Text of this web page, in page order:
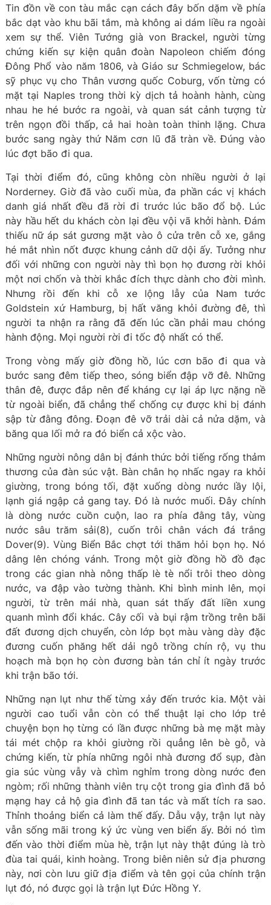
Tin đồn về con tàu mắc cạn cách đây bốn dặm về phía
bắc dạt vào khu bãi tắm, mà không ai dám liều ra ngoài
xem sự thể. Viên Tướng già von Brackel, người từng
chứng kiến sự kiện quân đoàn Napoleon chiếm đóng
Đông Phổ vào năm 1806, và Giáo sư Schmiegelow, bác
sỹ phục vụ cho Thân vương quốc Coburg, vốn từng có
mặt tại Naples trong thời kỳ dịch tả hoành hành, cùng
nhau he hé bước ra ngoài, và quan sát cảnh tượng từ
trên ngọn đồi thấp, cả hai hoàn toàn thinh lặng. Chưa
bước sang ngày thứ Năm cơn lũ đã tràn về. Đúng vào
lúc đợt bão đi qua.
Tại thời điểm đó, cũng không còn nhiều người ở lại
Norderney. Giờ đã vào cuối mùa, đa phần các vị khách
danh giá nhất đều đã rời đi trước lúc bão đổ bộ. Lúc
này hầu hết du khách còn lại đều vội vã khởi hành. Đám
thiếu nữ áp sát gương mặt vào ô cửa trên cỗ xe, gắng
hé mắt nhìn nốt được khung cảnh dữ dội ấy. Tưởng như
đối với những con người này thì bọn họ đương rời khỏi
một nơi chốn và thời khắc đích thực dành cho đời mình.
Nhưng rồi đến khi cỗ xe lộng lẫy của Nam tước
Goldstein xứ Hamburg, bị hất văng khỏi đường đê, thì
người ta nhận ra rằng đã đến lúc cần phải mau chóng
hành động. Mọi người rời đi tốc độ nhất có thể.
Trong vòng mấy giờ đồng hồ, lúc cơn bão đi qua và
bước sang đêm tiếp theo, sóng biển đập vỡ đê. Những
thân đê, được đắp nên để kháng cự lại áp lực nặng nề
từ ngoài biển, đã chẳng thể chống cự được khi bị đánh
sập từ đằng đông. Đoạn đê vỡ trải dài cả nửa dặm, và
băng qua lối mở ra đó biển cả xộc vào.
Những người nông dân bị đánh thức bởi tiếng rống thảm
thương của đàn súc vật. Bàn chân họ nhấc ngay ra khỏi
giường, trong bóng tối, đặt xuống dòng nước lầy lội,
lạnh giá ngập cả gang tay. Đó là nước muối. Đây chính
là dòng nước cuồn cuộn, lao ra phía đằng tây, vùng
nước sâu trăm sải(8), cuốn trôi chân vách đá trắng
Dover(9). Vùng Biển Bắc chợt tới thăm hỏi bọn họ. Nó
dâng lên chóng vánh. Trong một giờ đồng hồ đồ đạc
trong các gian nhà nông thấp lè tè nổi trôi theo dòng
nước, va đập vào tường thành. Khi bình minh lên, mọi
người, từ trên mái nhà, quan sát thấy đất liền xung
quanh mình đổi khác. Cây cối và bụi rậm trồng trên bãi
đất đương dịch chuyển, còn lớp bọt màu vàng dày đặc
đương cuốn phăng hết dải ngô trồng chín rộ, vụ thu
hoạch mà bọn họ còn đương bàn tán chỉ ít ngày trước
khi trận bão tới.
Những nạn lụt như thế từng xảy đến trước kia. Một vài
người cao tuổi vẫn còn có thể thuật lại cho lớp trẻ
chuyện bọn họ từng có lần được những bà mẹ mặt mày
tái mét chộp ra khỏi giường rồi quẳng lên bè gỗ, và
chứng kiến, từ phía những ngôi nhà đương đổ sụp, đàn
gia súc vùng vẫy và chìm nghỉm trong dòng nước đen
ngòm; rối những thành viên trụ cột trong gia đình đã bỏ
mạng hay cả hộ gia đình đã tan tác và mất tích ra sao.
Thỉnh thoảng biển cả làm thế đấy. Dẫu vậy, trận lụt này
vẫn sống mãi trong ký ức vùng ven biển ấy. Bởi nó tìm
đến vào thời điểm mùa hè, trận lụt này thật đúng là trò
đùa tai quái, kinh hoàng. Trong biên niên sử địa phương
này, nơi còn lưu giữ địa điểm và tên gọi của chính trận
lụt đó, nó được gọi là trận lụt Đức Hồng Y.